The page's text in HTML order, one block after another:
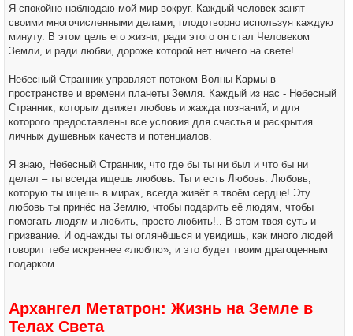
Я спокойно наблюдаю мой мир вокруг. Каждый человек занят
своими многочисленными делами, плодотворно используя каждую
минуту. В этом цель его жизни, ради этого он стал Человеком
Земли, и ради любви, дороже которой нет ничего на свете!
Небесный Странник управляет потоком Волны Кармы в
пространстве и времени планеты Земля. Каждый из нас - Небесный
Странник, которым движет любовь и жажда познаний, и для
которого предоставлены все условия для счастья и раскрытия
личных душевных качеств и потенциалов.
Я знаю, Небесный Странник, что где бы ты ни был и что бы ни
делал – ты всегда ищешь любовь. Ты и есть Любовь. Любовь,
которую ты ищешь в мирах, всегда живёт в твоём сердце! Эту
любовь ты принёс на Землю, чтобы подарить её людям, чтобы
помогать людям и любить, просто любить!.. В этом твоя суть и
призвание. И однажды ты оглянёшься и увидишь, как много людей
говорит тебе искреннее «люблю», и это будет твоим драгоценным
подарком.
Архангел Метатрон: Жизнь на Земле в
Телах Света